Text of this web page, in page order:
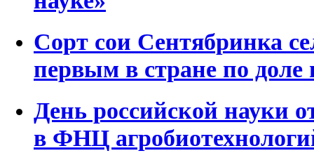
Сорт сои Сентябринка
первым в стране по доле
День российской науки
в ФНЦ